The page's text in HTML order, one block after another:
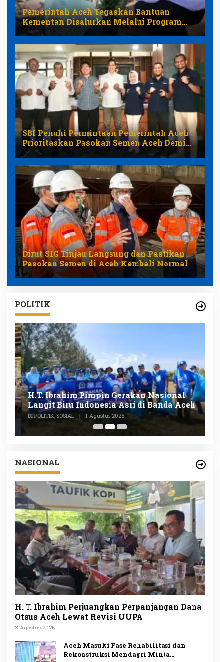
Pemerintah Aceh Tegaskan Bantuan
Kementan Disalurkan Melalui Program
Pemulihan Pertanian
SBI Penuhi Permintaan Pemerintah Aceh
Prioritaskan Pasokan Semen Aceh Demi
Stabilkan Harga
Dirut SIG Tinjau Langsung dan Pastikan
Pasokan Semen di Aceh Kembali Normal
POLITIK
H.T. Ibrahim Pimpin Gerakan Nasional
Langit Biru Indonesia Asri di Banda Aceh
Di POLITIK, SOSIAL | 1 Agustus 2026
NASIONAL
H. T. Ibrahim Perjuangkan Perpanjangan Dana
Otsus Aceh Lewat Revisi UUPA
3 Agustus 2026
Aceh Masuki Fase Rehabilitasi dan
Rekonstruksi Mendagri Minta